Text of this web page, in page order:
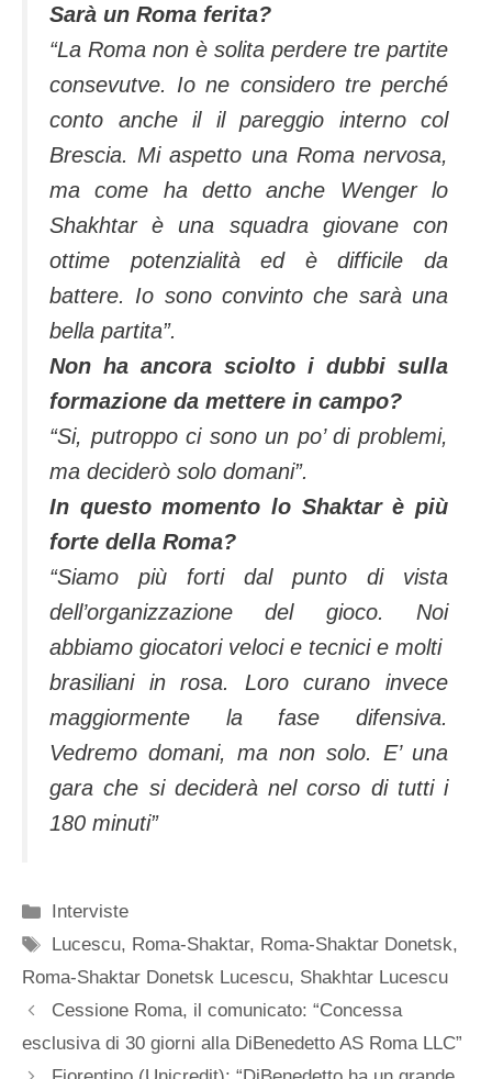
Sarà un Roma ferita?
“La Roma non è solita perdere tre partite
consevutve. Io ne considero tre perché
conto anche il il pareggio interno col
Brescia. Mi aspetto una Roma nervosa,
ma come ha detto anche Wenger lo
Shakhtar è una squadra giovane con
ottime potenzialità ed è difficile da
battere. Io sono convinto che sarà una
bella partita”.
Non ha ancora sciolto i dubbi sulla
formazione da mettere in campo?
“Si, putroppo ci sono un po’ di problemi,
ma deciderò solo domani”.
In questo momento lo Shaktar è più
forte della Roma?
“Siamo più forti dal punto di vista
dell’organizzazione del gioco. Noi
abbiamo giocatori veloci e tecnici e molti
brasiliani in rosa. Loro curano invece
maggiormente la fase difensiva.
Vedremo domani, ma non solo. E’ una
gara che si deciderà nel corso di tutti i
180 minuti”
Categorie
Interviste
Tag
Lucescu, Roma-Shaktar, Roma-Shaktar Donetsk,
Roma-Shaktar Donetsk Lucescu, Shakhtar Lucescu
Cessione Roma, il comunicato: “Concessa
esclusiva di 30 giorni alla DiBenedetto AS Roma LLC”